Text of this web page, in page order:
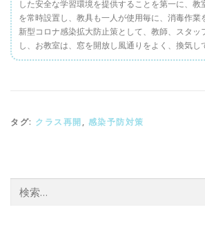
した安全な学習環境を提供することを第一に、
を常時設置し、教具も一人が使用毎に、消毒作業
新型コロナ感染拡大防止策として、教師、スタッ
し、お教室は、窓を開放し風通りをよく、換気し
タグ: クラス再開, 感染予防対策
索: